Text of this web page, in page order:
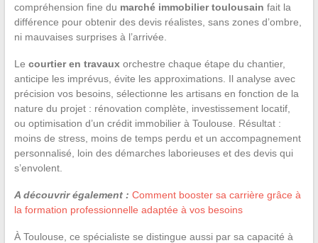
compréhension fine du marché immobilier toulousain fait la
différence pour obtenir des devis réalistes, sans zones d’ombre,
ni mauvaises surprises à l’arrivée.
Le courtier en travauxorchestre chaque étape du chantier,
anticipe les imprévus, évite les approximations. Il analyse avec
précision vos besoins, sélectionne les artisans en fonction de la
nature du projet : rénovation complète, investissement locatif,
ou optimisation d’un crédit immobilier à Toulouse. Résultat :
moins de stress, moins de temps perdu et un accompagnement
personnalisé, loin des démarches laborieuses et des devis qui
s’envolent.
A découvrir également : Comment booster sa carrière grâce à
la formation professionnelle adaptée à vos besoins
À Toulouse, ce spécialiste se distingue aussi par sa capacité à